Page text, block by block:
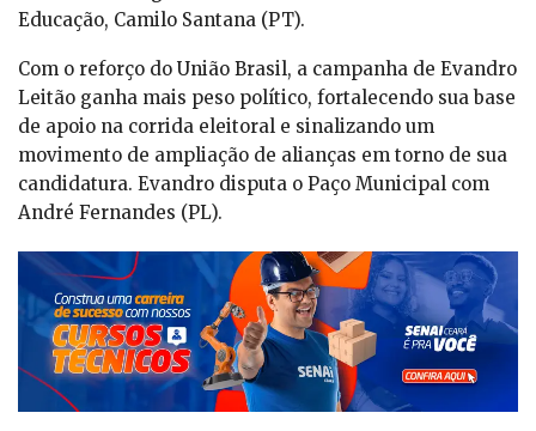
Educação, Camilo Santana (PT).
Com o reforço do União Brasil, a campanha de Evandro
Leitão ganha mais peso político, fortalecendo sua base
de apoio na corrida eleitoral e sinalizando um
movimento de ampliação de alianças em torno de sua
candidatura. Evandro disputa o Paço Municipal com
André Fernandes (PL).